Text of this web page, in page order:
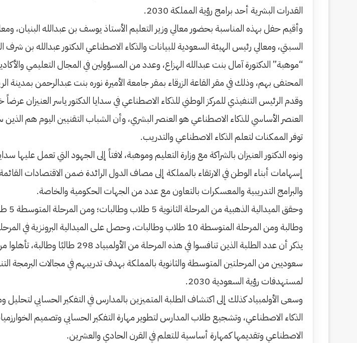
القدرات البشرية أحد برامج رؤية المملكة 2030.
وأقيم حفل بهذه المناسبة بحضور معالي وزير التعليم الأستاذ يوسف بن عبدالله البنيان،
السبتي، ومعالي رئيس الهيئة السعودية للبيانات والذكاء الاصطناعي الدكتور عبدالله بن
“موهبة” الدكتورة آمال بنت عبدالله الهزاع، وعدد من المسؤولين في المجال التعليمي
المحتفى بهم، وذلك في مقر القاعة الزرقاء بمقر جامعة الأميرة نوره بنت عبدالرحمن بمدينة
وقدم الرئيس التنفيذي للمركز الوطني للذكاء الاصطناعي في سدايا الدكتور ياسر العنيزان
العنصر الأساسي للذكاء الاصطناعي هو العنصر البشري، وأن الشباب التقنيين اليوم
توفر الممكنات لتعلم الذكاء الاصطناعي والتدريب.
ونوه الدكتور العنيزان بالشراكة مع وزارة التعليم وموهبة، لافتاً إلى الجهود التي تعمل عليها
إسهامات أبناء الوطن في الارتقاء بالمملكة إلى مصاف الدول الرائدة ضمن الاقتصادات
والبرامج التدريبية والمعسكرات بالتعاون مع عدد من الجهات الحكومية والخاصة.
وطالبة ومن المرحلة المتوسطة 10 طلاب وطالبات، وحصل على الميدالية البرونزية في المرحلة الثانوية 19 طالباً وطالبة ومن المرحلة المتوسطة 20 طالبًا وطالبة.
سعوديين من المرحلتين المتوسطة والثانوية بالمملكة بهدف تدريبهم في مجالات البرمجة
لمستهدفات رؤية السعودية 2030.
وسعى الأولمبياد كذلك إلى اكتشاف الطلبة المتميزين بالمدارس في التفكير الحسابي
الذكاء الاصطناعي، وتشجيع طلاب المدارس لتطوير مهارة التفكير الحسابي وتصميم
الاصطناعي وتقديمها كمهارة أساسية للتعلم في القرن الحادي والعشرين.